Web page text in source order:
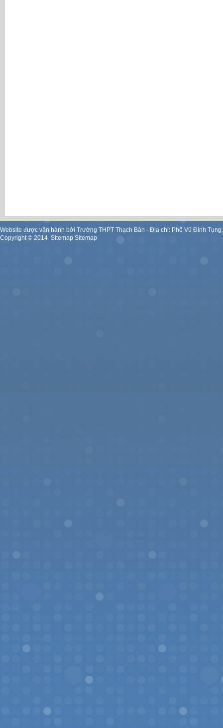
Website được vận hành bởi Trường THPT Thạch Bàn - Địa chỉ: Phố Vũ Đình
Copyright © 2014. Sitemap Sitemap